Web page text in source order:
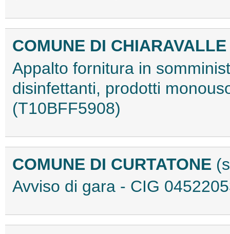
COMUNE DI
Appalto fornitura in
disinfettanti, prodotti
(T10BFF5908)
COMUNE DI CURTATONE
Avviso di gara - CIG